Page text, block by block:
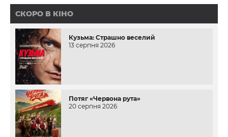
СКОРО В КІНО
Кузьма: Страшно веселий
13 серпня 2026
Потяг «Червона рута»
20 серпня 2026